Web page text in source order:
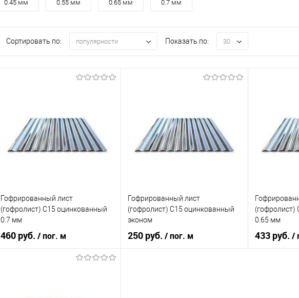
0.45 мм 0.55 мм 0.65 мм 0.7 мм
Сортировать по: популярности Показать по: 30
Гофрированный лист
(гофролист) С15 оцинкованный
0.7 мм
460 руб. / пог. м
Гофрированный лист
(гофролист) С15 оцинкованный
эконом
250 руб. / пог. м
(гофролист)
0.65 мм
433 руб. /